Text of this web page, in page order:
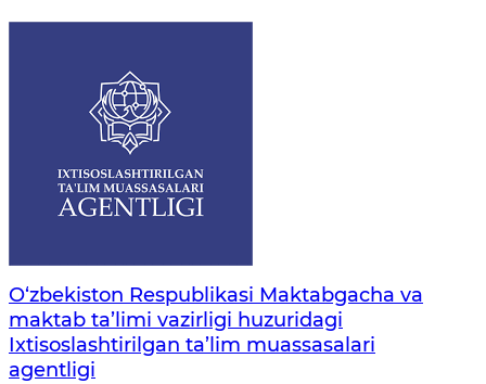
O‘zbekiston Respublikasi Maktabgacha va
maktab ta’limi vazirligi huzuridagi
Ixtisoslashtirilgan ta’lim muassasalari
agentligi